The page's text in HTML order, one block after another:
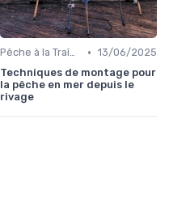
Pêche à la Traîne • 13/06/2025
Techniques de montage pour
la pêche en mer depuis le
rivage